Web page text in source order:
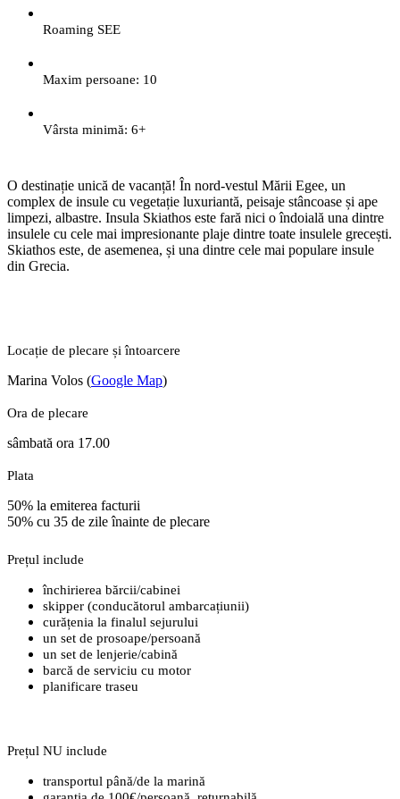
Roaming SEE
Maxim persoane: 10
Vârsta minimă: 6+
O destinație unică de vacanță! În nord-vestul Mării Egee, un
complex de insule cu vegetație luxuriantă, peisaje stâncoase și ape
limpezi, albastre. Insula Skiathos este fară nici o îndoială una dintre
insulele cu cele mai impresionante plaje dintre toate insulele grecești.
Skiathos este, de asemenea, și una dintre cele mai populare insule
din Grecia.
Locație de plecare și întoarcere
Marina Volos (Google Map)
Ora de plecare
sâmbată ora 17.00
Plata
50% la emiterea facturii
50% cu 35 de zile înainte de plecare
Prețul include
închirierea bărcii/cabinei
skipper (conducătorul ambarcațiunii)
curățenia la finalul sejurului
un set de prosoape/persoană
un set de lenjerie/cabină
barcă de serviciu cu motor
planificare traseu
Prețul NU include
transportul până/de la marină